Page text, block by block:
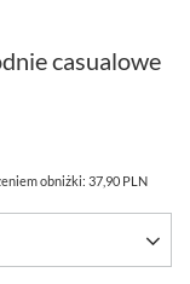
casualowe
obniżki: 37,90 PLN